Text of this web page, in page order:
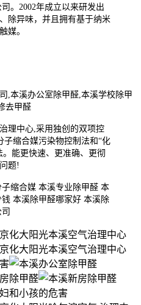
。2002年成立以来研发出
除异味，并且拥有基于纳米
媒。
理中心,采用独创的双项控
子缩合媒污染物控制法和“化
能更快速、更准确、更彻
题!
缩合媒 本溪专业除甲醛 本
本溪除甲醛哪家好 本溪除